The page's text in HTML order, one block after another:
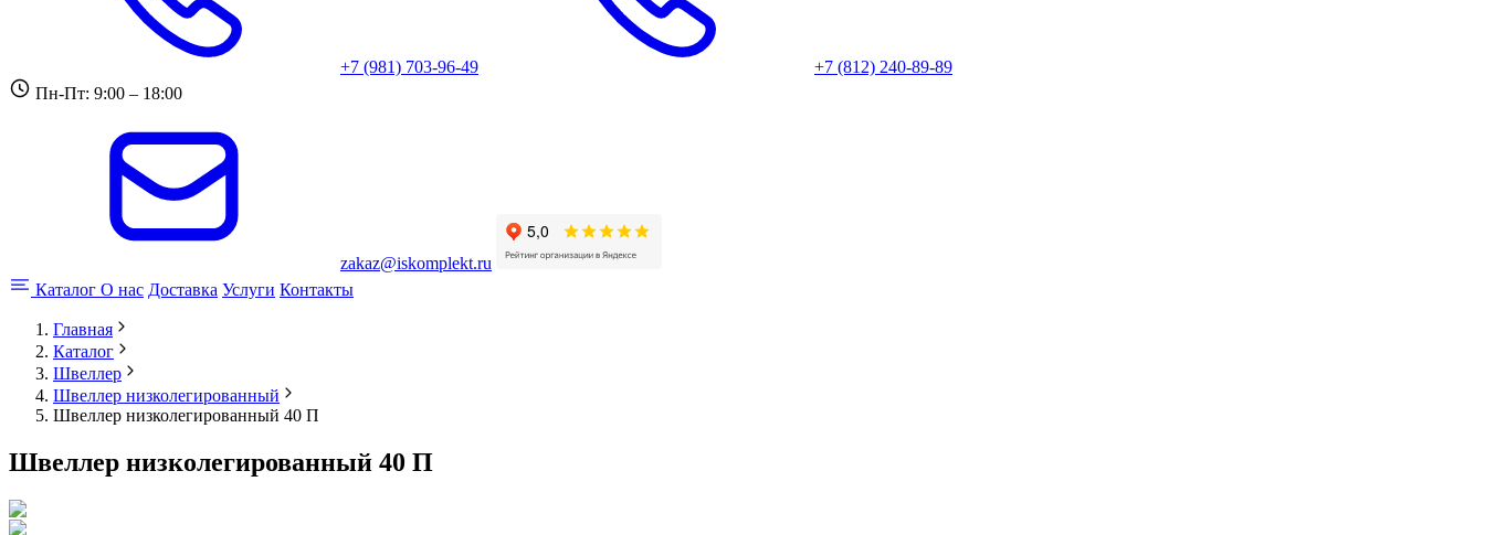
+7 (981) 703-96-49
+7 (812) 240-89-89
Пн-Пт: 9:00 – 18:00
zakaz@iskomplekt.ru
Каталог О нас Доставка Услуги Контакты
Главная
Каталог
Швеллер
Швеллер низколегированный
Швеллер низколегированный 40 П
Швеллер низколегированный 40 П